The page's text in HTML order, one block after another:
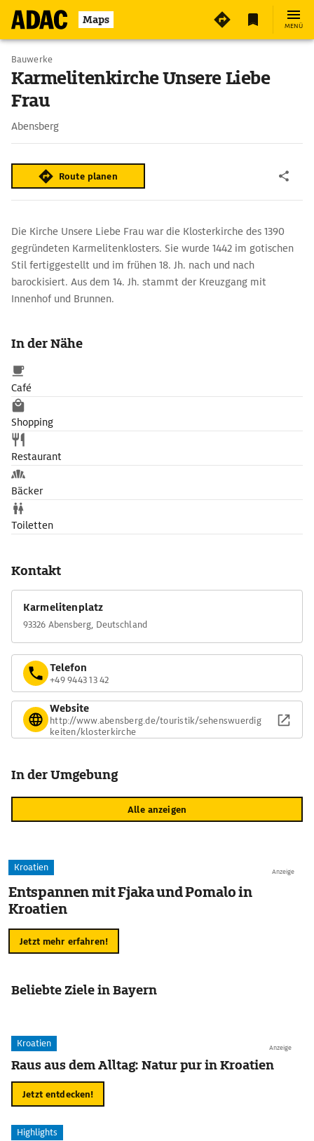
Maps MENÜ
Bauwerke
Karmelitenkirche Unsere Liebe
Frau
Abensberg
Route planen
Die Kirche Unsere Liebe Frau war die Klosterkirche des 1390
gegründeten Karmelitenklosters. Sie wurde 1442 im gotischen
Stil fertiggestellt und im frühen 18. Jh. nach und nach
barockisiert. Aus dem 14. Jh. stammt der Kreuzgang mit
Innenhof und Brunnen.
In der Nähe
Café
Shopping
Restaurant
Bäcker
Toiletten
Kontakt
Karmelitenplatz
93326 Abensberg, Deutschland
Telefon
+49 9443 13 42
Website
http://www.abensberg.de/touristik/sehenswuerdig
keiten/klosterkirche
In der Umgebung
Alle anzeigen
Anzeige
Kroatien
Entspannen mit Fjaka und Pomalo in
Kroatien
Jetzt mehr erfahren!
Beliebte Ziele in Bayern
Anzeige
Kroatien
Raus aus dem Alltag: Natur pur in Kroatien
Jetzt entdecken!
Highlights